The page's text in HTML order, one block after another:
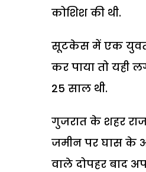
कोशिश की थी.
सूटकेस में एक युवती
कर पाया तो यही
25 साल थी.
गुजरात के शहर
जमीन पर घास के
वाले दोपहर बाद